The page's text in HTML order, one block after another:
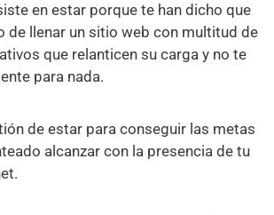
en estar porque te han dicho que
de llenar un sitio web con multitud de
que relanticen su carga y no te
para nada.
de estar para conseguir las metas
alcanzar con la presencia de tu